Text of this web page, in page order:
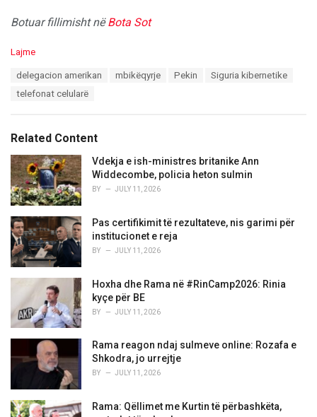
Botuar fillimisht nëBota Sot
C
i
e
s
:
Lajme
delegacion amerikan mbikëqyrje Pekin
Siguria kibernetike
telefonat celularë
Related Content
Vdekja e ish-ministres britanike Ann
Widdecombe, policia heton sulmin
BY JULY 11, 2026
Pas certifikimit të rezultateve, nis garimi për
institucionet e reja
BY JULY 11, 2026
Hoxha dhe Rama në #RinCamp2026: Rinia
kyçe për BE
BY JULY 11, 2026
Rama reagon ndaj sulmeve online: Rozafa e
Shkodra, jo urrejtje
BY JULY 11, 2026
Rama: Qëllimet me Kurtin të përbashkëta,